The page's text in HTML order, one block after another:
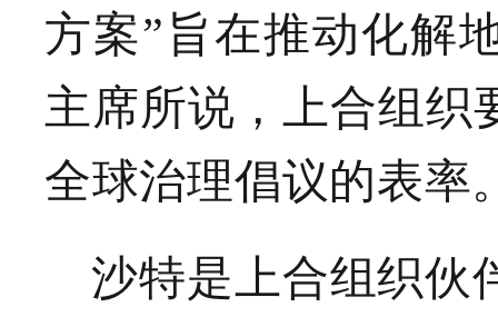
方案”旨在推动化解
主席所说，上合组织
全球治理倡议的表率
沙特是上合组织伙